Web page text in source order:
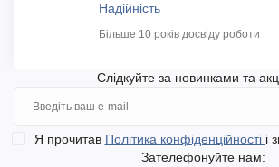
Надійність
Більше 10 років досвіду роботи
Слідкуйте за новинками та
Я прочитав Політика конфіденційності і
Зателефонуйте нам: